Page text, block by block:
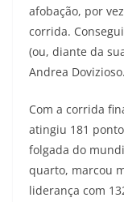
afobação, por
corrida.
(ou, diante da
Andrea Dovizioso.
Com a corrida
atingiu 181
folgada do
quarto, marcou
liderança com